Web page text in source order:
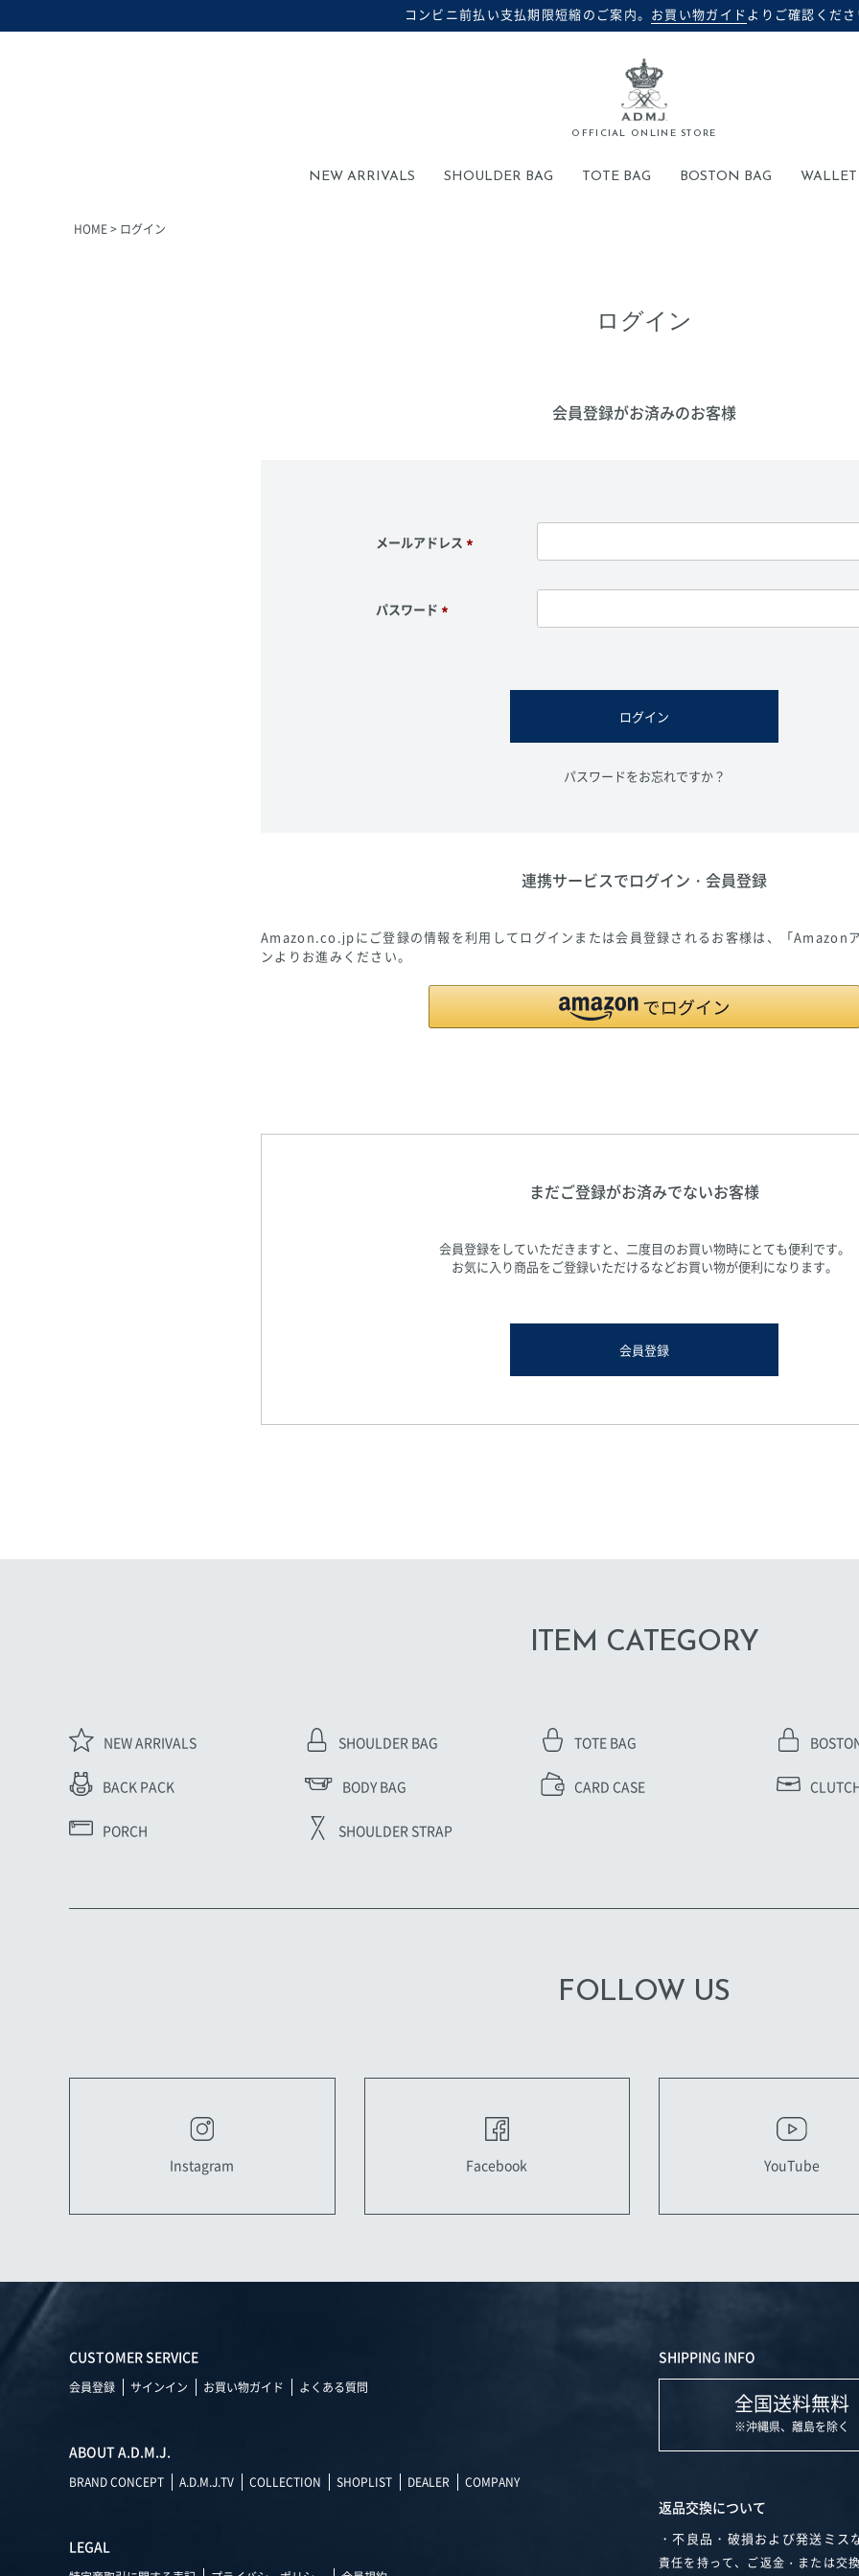
コンビニ前払い支払期限短縮のご案内。 お買い物ガイド よりご確認くださ
OFFICIAL ONLINE STORE
在庫なし商品
検索
NEW ARRIVALS SHOULDER BAG TOTE BAG BOSTON BAG WALLET
HOME ログイン
ログイン
会員登録がお済みのお客様
メールアドレス
パスワード
ログイン
パスワードをお忘れですか？
連携サービスでログイン・会員登録
Amazon.co.jpにご登録の情報を利用してログインまたは会員登録されるお客様は、「Amazon
ンよりお進みください。
まだご登録がお済みでないお客様
会員登録をしていただきますと、二度目のお買い物時にとても便利です。
お気に入り商品をご登録いただけるなどお買い物が便利になります。
会員登録
ITEM CATEGORY
NEW ARRIVALS SHOULDER BAG TOTE BAG
BACK PACK BODY BAG CARD CASE
PORCH SHOULDER STRAP
FOLLOW US
Instagram Facebook YouTube
CUSTOMER SERVICE
会員登録 サインイン お買い物ガイド よくある質問
ABOUT A.D.M.J.
BRAND CONCEPT A.D.M.J.TV COLLECTION SHOPLIST DEALER COMPANY
LEGAL
SHIPPING INFO
全国送料無料
※沖縄県、離島を除く
返品交換について
・不良品・破損および発送ミ
責任を持って、ご返金・または交